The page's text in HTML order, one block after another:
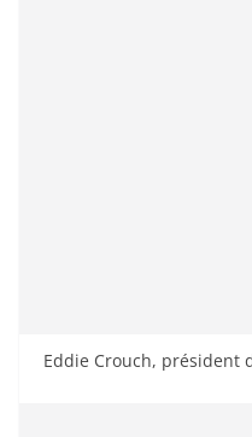
Eddie Crouch, président